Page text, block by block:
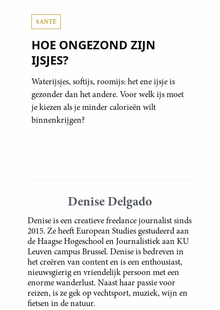
SANTE
HOE ONGEZOND ZIJN
IJSJES?
Waterijsjes, softijs, roomijs: het ene ijsje is
gezonder dan het andere. Voor welk ijs moet
je kiezen als je minder calorieën wilt
binnenkrijgen?
Denise Delgado
Denise is een creatieve freelance journalist sinds
2015. Ze heeft European Studies gestudeerd aan
de Haagse Hogeschool en Journalistiek aan KU
Leuven campus Brussel. Denise is bedreven in
het creëren van content en is een enthousiast,
nieuwsgierig en vriendelijk persoon met een
enorme wanderlust. Naast haar passie voor
reizen, is ze gek op vechtsport, muziek, wijn en
fietsen in de natuur.